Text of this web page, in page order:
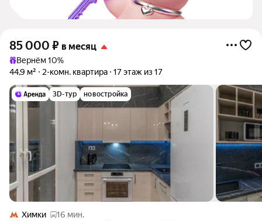
85 000 ₽ в месяц
Вернём 10%
44,9 м²
2-комн. квартира 17 этаж из 17
3D-тур новостройка
Химки
16 мин.